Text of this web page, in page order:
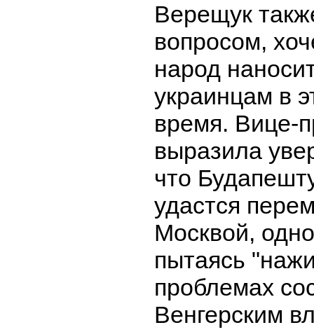
Верещук
вопросом,
народ
украинцам в
время. Вице-
выразила
что
удастся
Москвой,
пытаясь
проблемах
Венгерским